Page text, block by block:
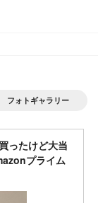
フォトギャラリー
ったけど大当
プライム